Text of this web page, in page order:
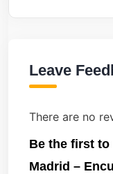
Leave
There are no
Be the first to
Madrid –